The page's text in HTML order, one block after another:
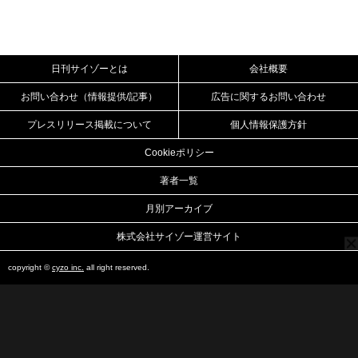
日刊サイゾーとは 会社概要
お問い合わせ（情報提供/記事） 広告に関するお問い合わせ
プレスリリース掲載について 個人情報保護方針
Cookieポリシー
著者一覧
月別アーカイブ
株式会社サイゾー運営サイト
copyright ©cyzo inc. all right reserved.